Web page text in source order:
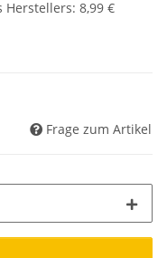
Herstellers: 8,99 €
Frage zum Artikel